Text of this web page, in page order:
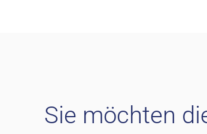
Sie möchten